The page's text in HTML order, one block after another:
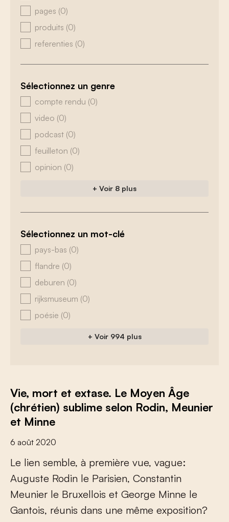
pages (0)
produits (0)
referenties (0)
Sélectionnez un genre
zoeken - genre
compte rendu (0)
video (0)
podcast (0)
feuilleton (0)
opinion (0)
+ Voir 8 plus
Sélectionnez un mot-clé
zoeken - tags
pays-bas (0)
flandre (0)
deburen (0)
rijksmuseum (0)
poésie (0)
+ Voir 994 plus
Vie, mort et extase. Le Moyen Âge
(chrétien) sublime selon Rodin, Meunier
et Minne
6 août 2020
Le lien semble, à première vue, vague:
Auguste Rodin le Parisien, Constantin
Meunier le Bruxellois et George Minne le
Gantois, réunis dans une même exposition?